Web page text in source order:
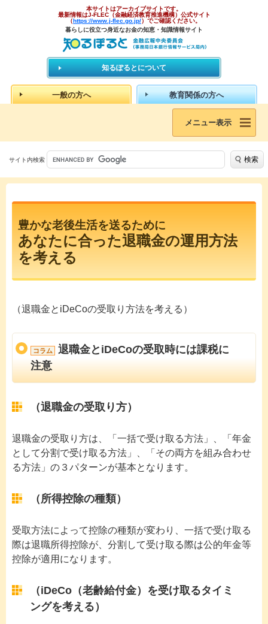
本サイトはアーカイブサイトです。
最新情報はJ-FLEC（金融経済教育推進機構）公式サイト
（https://www.j-flec.go.jp/）でご確認ください。
暮らしに役立つ身近なお金の知恵・知識情報サイト
知るぽるとについて
一般の方へ 教育関係の方へ
メニュー表示
サイト内検索 検索
豊かな老後生活を送るために
あなたに合った退職金の運用方法
を考える
（退職金とiDeCoの受取り方法を考える）
コラム
退職金とiDeCoの受取時には課税に
注意
（退職金の受取り方）
退職金の受取り方は、「一括で受け取る方法」、「年金
として分割で受け取る方法」、「その両方を組み合わせ
る方法」の３パターンが基本となります。
（所得控除の種類）
受取方法によって控除の種類が変わり、一括で受け取る
際は退職所得控除が、分割して受け取る際は公的年金等
控除が適用になります。
（iDeCo（老齢給付金）を受け取るタイミ
ングを考える）